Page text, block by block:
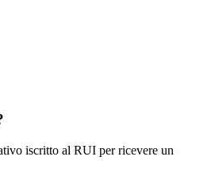
iscritto al RUI per ricevere un